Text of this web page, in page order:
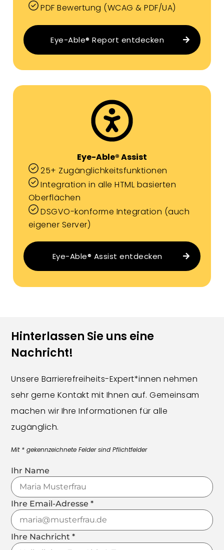
PDF Bewertung (WCAG & PDF/UA)
Eye-Able® Report entdecken
Eye-Able® Assist
25+ Zugänglichkeitsfunktionen
Integration in alle HTML basierten
Oberflächen
DSGVO-konforme Integration (auch
eigener Server)
Eye-Able® Assist entdecken
Hinterlassen Sie uns eine
Nachricht!
Unsere Barrierefreiheits-Expert*innen nehmen
sehr gerne Kontakt mit Ihnen auf. Gemeinsam
machen wir Ihre Informationen für alle
zugänglich.
Mit * gekennzeichnete Felder sind Pflichtfelder
Ihr Name
Ihre Email-Adresse*
Ihre Nachricht*